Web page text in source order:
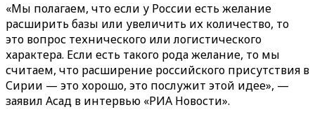
«Мы полагаем, что если у России есть желание
расширить базы или увеличить их количество, то
это вопрос технического или логистического
характера. Если есть такого рода желание, то мы
считаем, что расширение российского присутствия в
Сирии — это хорошо, это послужит этой идее», —
заявил Асад в интервью «РИА Новости‎»‎.